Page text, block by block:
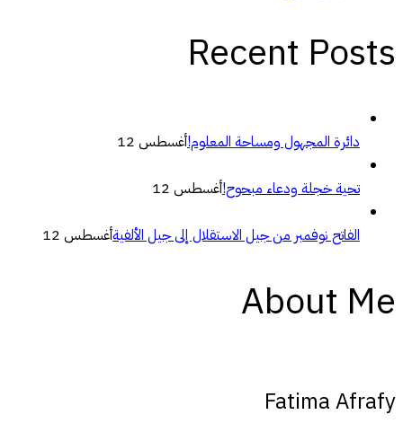
Recent Posts
دائرة المجهول ومساحة المعلوم!أغسطس 12
تحية خجلة ودعاء مبحوح!أغسطس 12
الفاتح نوفمبر من جيل الاستقلال إلى جيل الألفيةأغسطس 12
About Me
Fatima Afrafy